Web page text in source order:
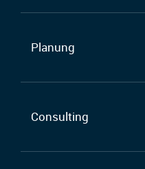
Planung
Consulting